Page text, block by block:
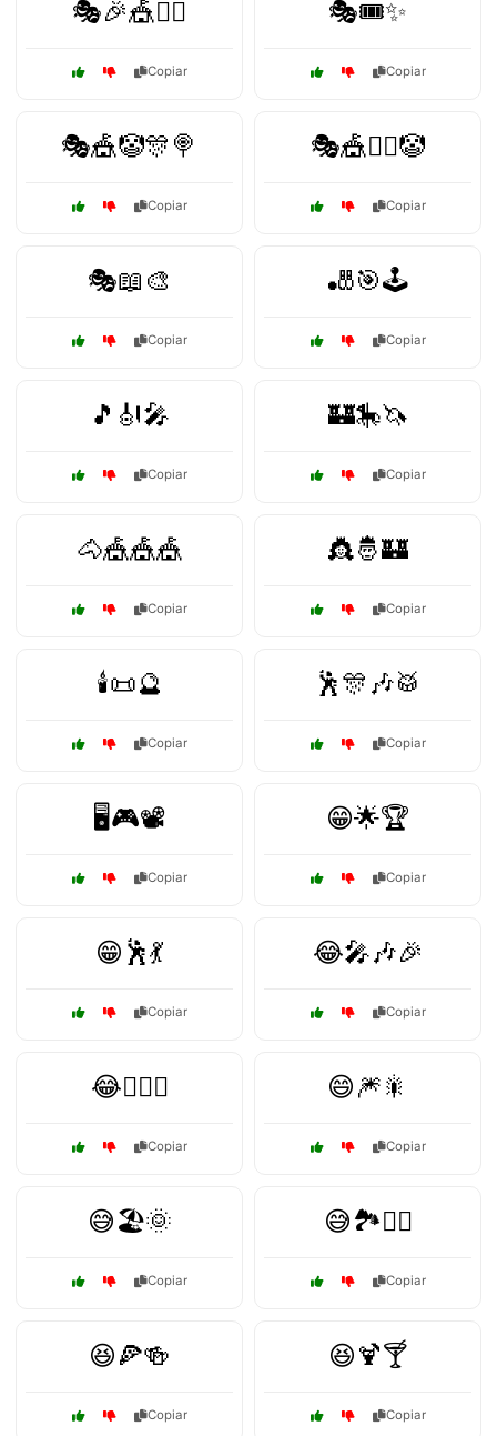
🎭🎉🎪🤹‍♂️
Copiar
🎭🎟️✨
Copiar
🎭🎪🤡🎊🍭
Copiar
🎭🎪🤹‍♂️🤡
Copiar
🎭📖🎨
Copiar
🎳🎯🕹️
Copiar
🎵🎻🎤
Copiar
🏰🎠🦄
Copiar
🐴🎪🎪🎪
Copiar
👸🤴🏰
Copiar
🕯️📜🔮
Copiar
🕺🎊🎶🥁
Copiar
🖥️🎮📽️
Copiar
😁🌟🏆
Copiar
😁🕺💃
Copiar
😂🎤🎶🎉
Copiar
😂🏄‍♂️🌊
Copiar
😄🎆🎇
Copiar
😅🏖️🌞
Copiar
😅🏞️🚴‍♂️
Copiar
😆🍕🍻
Copiar
😆🍹🍸
Copiar